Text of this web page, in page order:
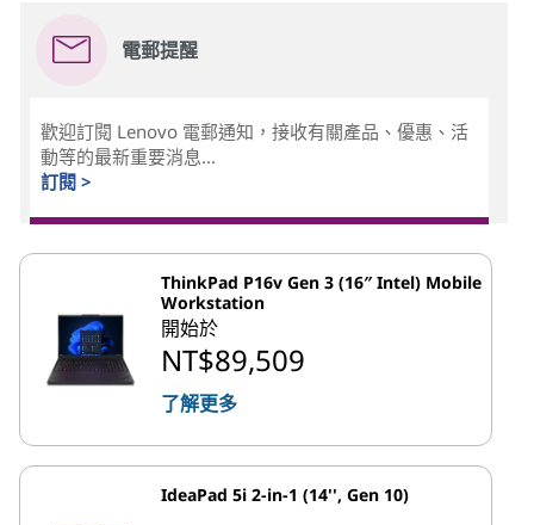
電郵提醒
歡迎訂閱 Lenovo 電郵通知，接收有關產品、優惠、活
動等的最新重要消息...
訂閱 >
ThinkPad P16v Gen 3 (16″ Intel) Mobile
Workstation
開始於
NT$89,509
了解更多
IdeaPad 5i 2-in-1 (14'', Gen 10)